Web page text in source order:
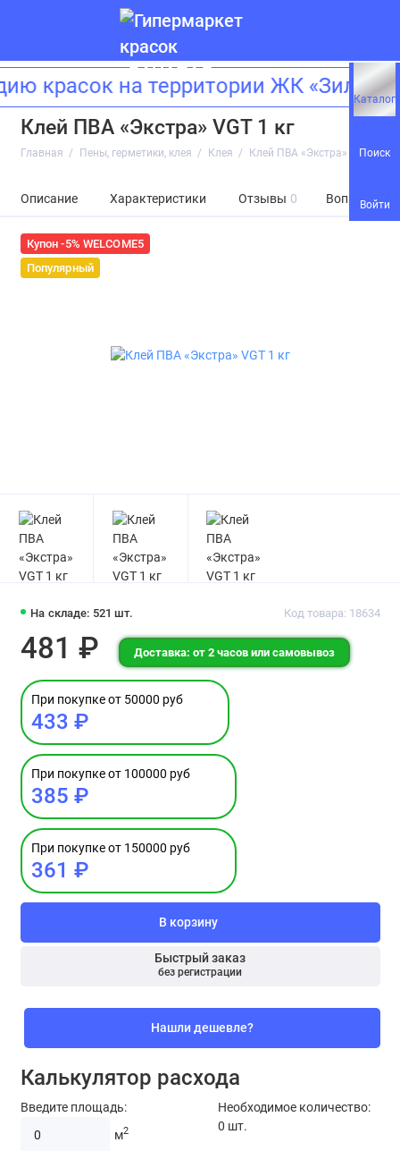
Каталог
Поиск
Войти
красок на территории ЖК
Клей ПВА «Экстра» VGT 1 кг
Главная Пены, герметики, клея Клея Клей ПВА «Экстра» VGT 1 кг
Описание Характеристики Отзывы 0 Вопросы и
Купон -5% WELCOME5
Популярный
На складе: 521 шт. Код товара: 18634
481 ₽ Доставка: от 2 часов или самовывоз
При покупке от 50000 руб
433 ₽
При покупке от 100000 руб
385 ₽
При покупке от 150000 руб
361 ₽
В корзину
Быстрый заказ
без регистрации
Нашли дешевле?
Калькулятор расхода
Введите площадь:
м2
Необходимое количество:
0 шт.